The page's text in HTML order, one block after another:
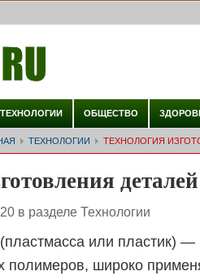
ТЕХНОЛОГИИ ОБЩЕСТВО
ТЕХНОЛОГИИ ТЕХНОЛОГИЯ
в разделе Технологии
или пластик)
полимеров, широко